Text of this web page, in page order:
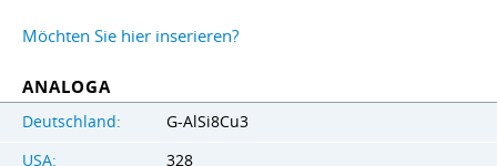
Möchten Sie hier inserieren?
ANALOGA
Deutschland:
G-AlSi8Cu3
USA:
328